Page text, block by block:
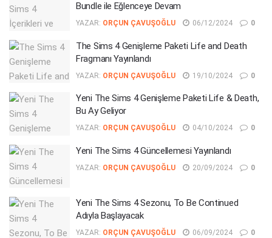
Bundle ile Eğlenceye Devam
YAZAR: ORÇUN ÇAVUŞOĞLU 06/12/2024 0
The Sims 4 Genişleme Paketi Life and Death
Fragmanı Yayınlandı
YAZAR: ORÇUN ÇAVUŞOĞLU 19/10/2024 0
Yeni The Sims 4 Genişleme Paketi Life & Death,
Bu Ay Geliyor
YAZAR: ORÇUN ÇAVUŞOĞLU 04/10/2024 0
Yeni The Sims 4 Güncellemesi Yayınlandı
YAZAR: ORÇUN ÇAVUŞOĞLU 20/09/2024 0
Yeni The Sims 4 Sezonu, To Be Continued
Adıyla Başlayacak
YAZAR: ORÇUN ÇAVUŞOĞLU 06/09/2024 0